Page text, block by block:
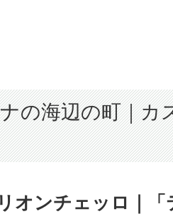
ナの海辺の町｜
オンチェッロ｜